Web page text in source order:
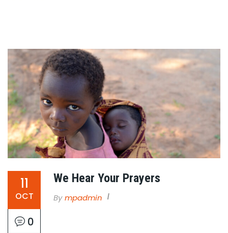
11
OCT
0
We Hear Your Prayers
By Mpadmin